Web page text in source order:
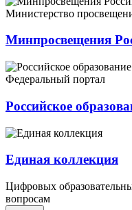
Министерство
Минпросвещения
Федеральный портал
Российское
Единая коллекция
Цифровых
вопросам